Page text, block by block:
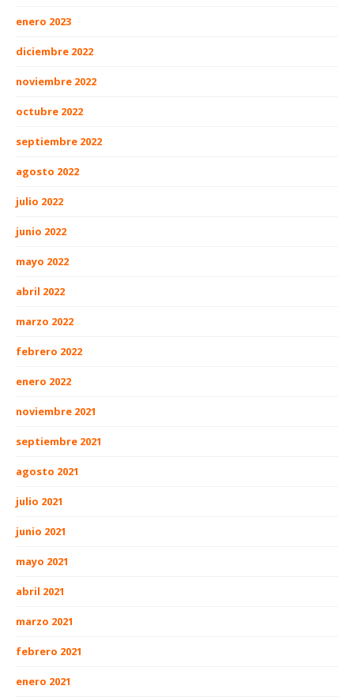
enero 2023
diciembre 2022
noviembre 2022
octubre 2022
septiembre 2022
agosto 2022
julio 2022
junio 2022
mayo 2022
abril 2022
marzo 2022
febrero 2022
enero 2022
noviembre 2021
septiembre 2021
agosto 2021
julio 2021
junio 2021
mayo 2021
abril 2021
marzo 2021
febrero 2021
enero 2021